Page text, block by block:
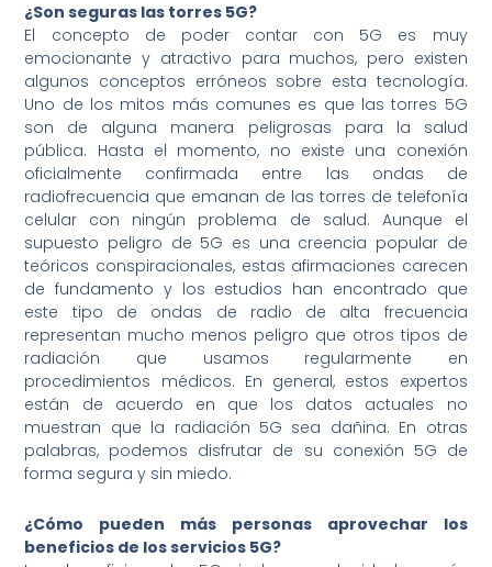
¿Son seguras las torres 5G?
El concepto de poder contar con 5G es muy
emocionante y atractivo para muchos, pero existen
algunos conceptos erróneos sobre esta tecnología.
Uno de los mitos más comunes es que las torres 5G
son de alguna manera peligrosas para la salud
pública. Hasta el momento, no existe una conexión
oficialmente confirmada entre las ondas de
radiofrecuencia que emanan de las torres de telefonía
celular con ningún problema de salud. Aunque el
supuesto peligro de 5G es una creencia popular de
teóricos conspiracionales, estas afirmaciones carecen
de fundamento y los estudios han encontrado que
este tipo de ondas de radio de alta frecuencia
representan mucho menos peligro que otros tipos de
radiación que usamos regularmente en
procedimientos médicos. En general, estos expertos
están de acuerdo en que los datos actuales no
muestran que la radiación 5G sea dañina. En otras
palabras, podemos disfrutar de su conexión 5G de
forma segura y sin miedo.
¿Cómo pueden más personas aprovechar los
beneficios de los servicios 5G?